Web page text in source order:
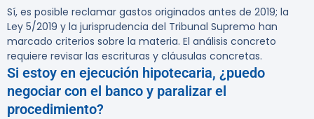
Sí, es posible reclamar gastos originados antes de 2019; la
Ley 5/2019 y la jurisprudencia del Tribunal Supremo han
marcado criterios sobre la materia. El análisis concreto
requiere revisar las escrituras y cláusulas concretas.
Si estoy en ejecución hipotecaria, ¿puedo
negociar con el banco y paralizar el
procedimiento?